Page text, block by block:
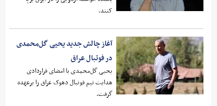
کنند.
آغاز چالش جدید یحیی گل‌محمدی
در فوتبال عراق
یحیی گل‌محمدی با امضای قراردادی
هدایت تیم فوتبال دهوک عراق را برعهده
گرفت.